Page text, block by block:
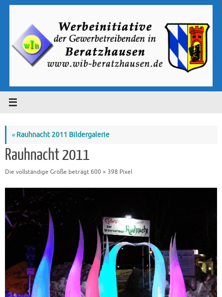
Zum
«Rauhnacht 2011 Bildergalerie
Rauhnacht 2011
Die vollständige Größe beträgt600 × 398 Pixel